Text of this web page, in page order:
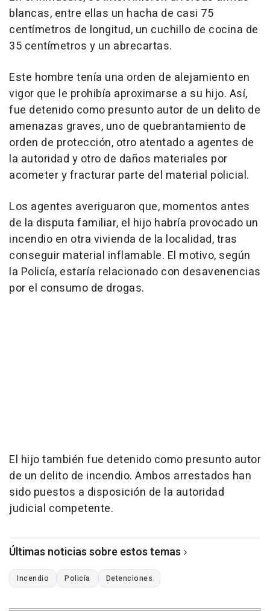
blancas, entre ellas un hacha de casi 75
centímetros de longitud, un cuchillo de cocina de
35 centímetros y un abrecartas.
Este hombre tenía una orden de alejamiento en
vigor que le prohibía aproximarse a su hijo. Así,
fue detenido como presunto autor de un delito de
amenazas graves, uno de quebrantamiento de
orden de protección, otro atentado a agentes de
la autoridad y otro de daños materiales por
acometer y fracturar parte del material policial.
Los agentes averiguaron que, momentos antes
de la disputa familiar, el hijo habría provocado un
incendio en otra vivienda de la localidad, tras
conseguir material inflamable. El motivo, según
la Policía, estaría relacionado con desavenencias
por el consumo de drogas.
El hijo también fue detenido como presunto autor
de un delito de incendio. Ambos arrestados han
sido puestos a disposición de la autoridad
judicial competente.
Últimas noticias sobre estos temas
Incendio Policía Detenciones